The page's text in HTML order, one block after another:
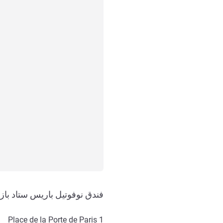
‏‫فندق نوفوتيل باريس ستاد
1 Place de la Porte de Paris